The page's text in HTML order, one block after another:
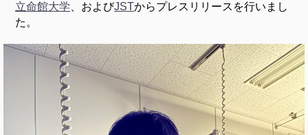
立命館大学、およびJSTからプレスリリースを行いまし
た。